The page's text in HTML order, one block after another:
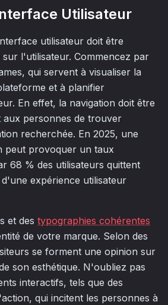
Utilisateur
utilisateur doit être
l'utilisateur. Commencez par
qui servent à visualiser la
et à planifier
En effet, la navigation doit être
aux personnes de trouver
recherchée. En 2025, une
peut provoquer un taux
68 % des utilisateurs quittent
expérience utilisateur
et des typographies cohérentes
de votre marque. Selon des
se forment une opinion sur
son esthétique. N'oubliez pas
interactifs, tels que des
qui incitent les personnes à